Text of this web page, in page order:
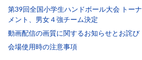
第39回全国小学生ハンドボール大会 トーナ
メント、男女４強チーム決定
動画配信の画質に関するお知らせとお詫び
会場使用時の注意事項